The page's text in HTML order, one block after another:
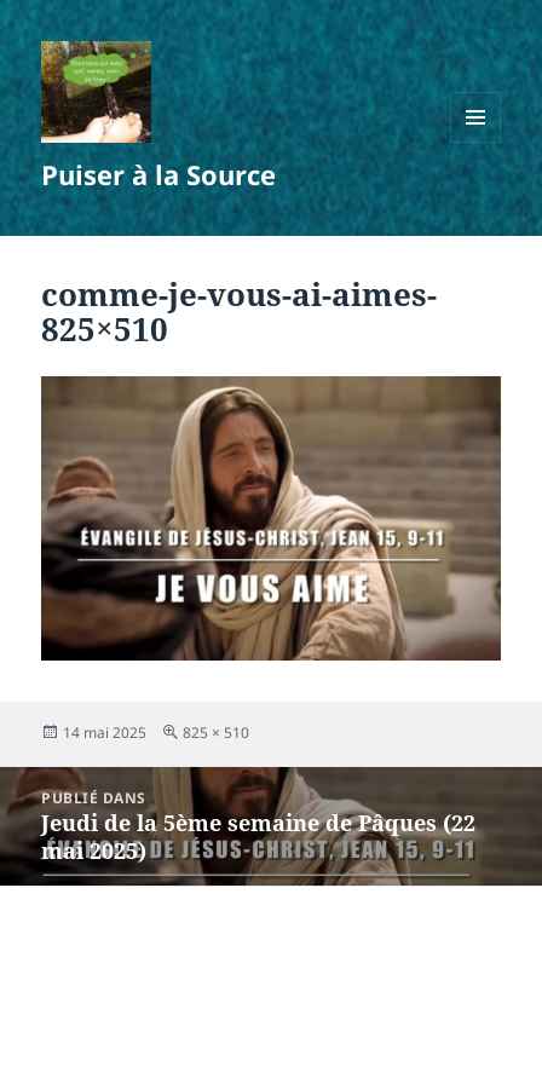
Puiser à la Source
MENU
ET
WIDGETS
comme-je-vous-ai-aimes-
825×510
Publié
14 mai 2025
Taille
825 × 510
Navigation
de
l’article
PUBLIÉ DANS
Jeudi de la 5ème semaine de Pâques (22
mai 2025)